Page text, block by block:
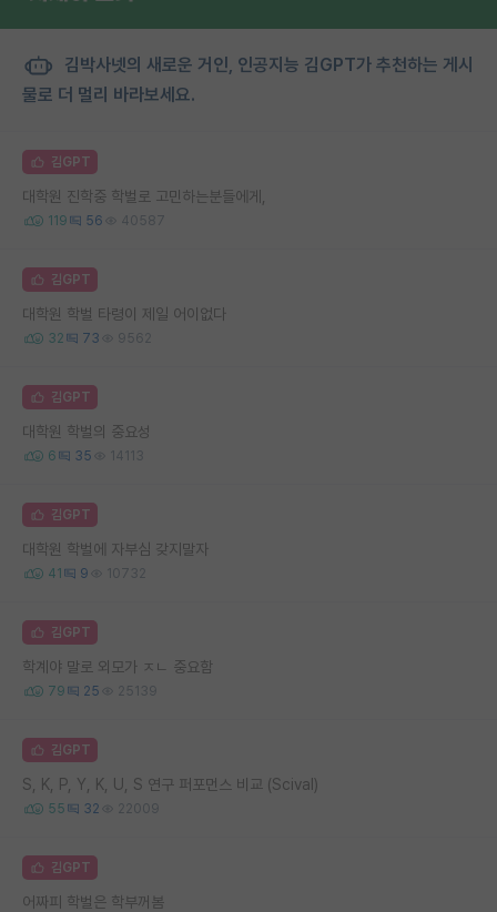
김박사넷의 새로운 거인, 인공지능 김GPT가 추천하는 게시
물로 더 멀리 바라보세요.
김GPT
대학원 진학중 학벌로 고민하는분들에게,
119 56 40587
김GPT
대학원 학벌 타령이 제일 어이없다
32 73 9562
김GPT
대학원 학벌의 중요성
6 35 14113
김GPT
대학원 학벌에 자부심 갖지말자
41 9 10732
김GPT
학계야 말로 외모가 ㅈㄴ 중요함
79 25 25139
김GPT
S, K, P, Y, K, U, S 연구 퍼포먼스 비교 (Scival)
55 32 22009
김GPT
어짜피 학벌은 학부꺼봄